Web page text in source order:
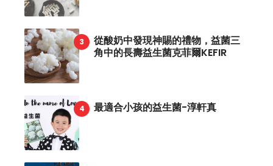
從酸奶中發現神賜的禮物，益菌三
角中的長壽益生菌克菲爾KEFIR
最適合小孩的益生菌-淳軒真